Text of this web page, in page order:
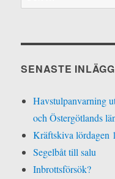
efter:
SENASTE
Havstulpanvarning
och Östergötlands
Kräftskiva lördagen
Segelbåt till salu
Inbrottsförsök?